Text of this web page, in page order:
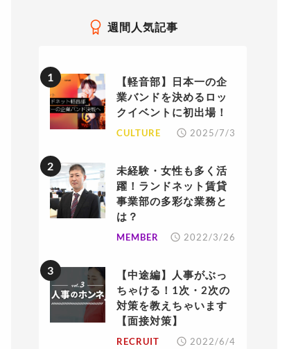
週間人気記事
【軽音部】日本一の企
業バンドを決めるロッ
クイベントに初出場！
CULTURE 2025/7/3
未経験・女性も多く活
躍！ランドネット賃貸
事業部の多彩な業務と
は？
MEMBER 2022/3/26
【中途編】人事がぶっ
ちゃける！1次・2次の
対策を教えちゃいます
【面接対策】
RECRUIT 2022/6/4